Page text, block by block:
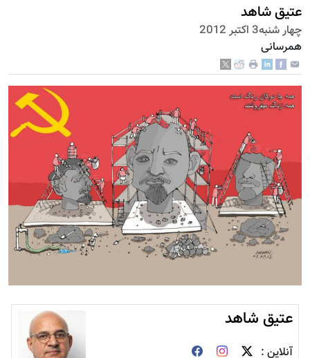
عتیق شاهد
چهار شنبه3 اكتبر 2012
همرسانی
عتیق شاهد
آنلاین :